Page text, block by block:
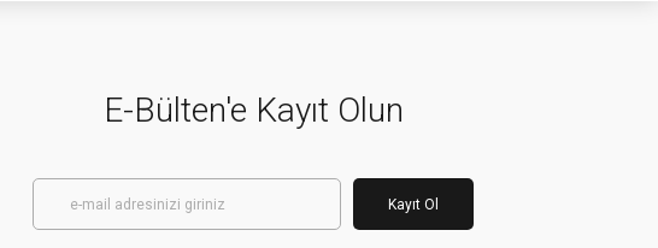
E-Bülten'e Kayıt Olun
Kayıt Ol